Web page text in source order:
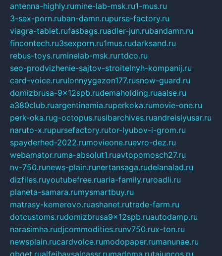
antenna-highly.rumine-lab-msk.ru1-mus.ru
3-sex-porn.ruban-damn.rupurse-factory.ru
viagra-tablet.rufasbags.ruadler-jun.rubandamn.ru
fincontech.ru3sexporn.ru1mus.rudarksand.ru
rebus-toys.ruminelab-msk.rurtdco.ru
seo-prodvizhenie-sajtov-stroitelnyh-kompanij.ru
card-voice.rurulonnyygazon177.rusnow-guard.ru
domizbrusa-9x12spb.rudemaholding.ruaalse.ru
a380club.ruargentinamia.ruperkoka.rumovie-one.ru
perk-oka.rug-octopus.rusibarchives.ruandreislyusar.ru
naruto-x.rupursefactory.rutor-lyubov-i-grom.ru
spayderhed-2022.rumovieone.ruevro-dez.ru
webamator.ruma-absolut1.ruavtopomosch27.ru
nv-750.runews-plain.runertansaga.rudelanalad.ru
dizfiles.ruyoutubefree.ruaria-family.ruroadli.ru
planeta-samara.rumysmartbuy.ru
matrasy-kemerovo.ruashanet.rutrade-farm.ru
dotcustoms.rudomizbrusa9x12spb.ruautodamp.ru
narasimha.rudjcommodities.runv750.rux-ton.ru
newsplain.rucardvoice.rumodopaper.rumanunae.ru
gbget.rualfeihavsalnassr.rumadoma.rutajuncos.ru